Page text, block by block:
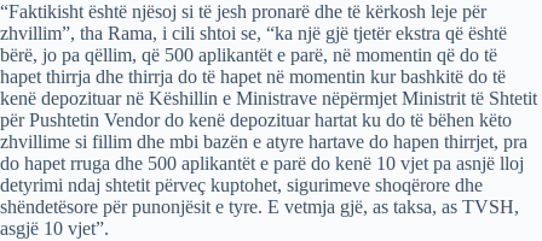
“Faktikisht është njësoj si të jesh pronarë dhe të kërkosh leje për
zhvillim”, tha Rama, i cili shtoi se, “ka një gjë tjetër ekstra që është
bërë, jo pa qëllim, që 500 aplikantët e parë, në momentin që do të
hapet thirrja dhe thirrja do të hapet në momentin kur bashkitë do të
kenë depozituar në Këshillin e Ministrave nëpërmjet Ministrit të Shtetit
për Pushtetin Vendor do kenë depozituar hartat ku do të bëhen këto
zhvillime si fillim dhe mbi bazën e atyre hartave do hapen thirrjet, pra
do hapet rruga dhe 500 aplikantët e parë do kenë 10 vjet pa asnjë lloj
detyrimi ndaj shtetit përveç kuptohet, sigurimeve shoqërore dhe
shëndetësore për punonjësit e tyre. E vetmja gjë, as taksa, as TVSH,
asgjë 10 vjet”.